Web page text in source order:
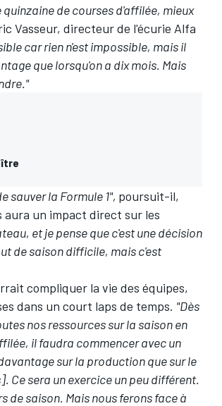
de courses d'affilée, mieux
Vasseur, directeur de l'écurie Alfa
car rien n'est impossible, mais il
que lorsqu'on a dix mois. Mais
sauver la Formule 1", poursuit-il,
aura un impact direct sur les
et je pense que c'est une décision
de saison difficile, mais c'est
compliquer la vie des équipes,
dans un court laps de temps. "Dès
nos ressources sur la saison en
il faudra commencer avec un
sur la production que sur le
Ce sera un exercice un peu différent.
de saison. Mais nous ferons face à